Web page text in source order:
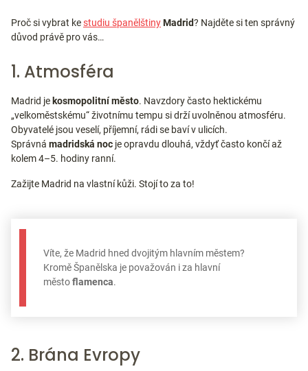
Proč si vybrat kestudiu španělštinyMadrid? Najděte si ten správný
důvod právě pro vás…
1. Atmosféra
Madrid je kosmopolitní město. Navzdory často hektickému
„velkoměstskému“ životnímu tempu si drží uvolněnou atmosféru.
Obyvatelé jsou veselí, příjemní, rádi se baví v ulicích.
Správná madridská noc je opravdu dlouhá, vždyť často končí až
kolem 4–5. hodiny ranní.
Zažijte Madrid na vlastní kůži. Stojí to za to!
Víte, že Madrid hned dvojitým hlavním městem?
Kromě Španělska je považován i za hlavní
městoflamenca.
2. Brána Evropy